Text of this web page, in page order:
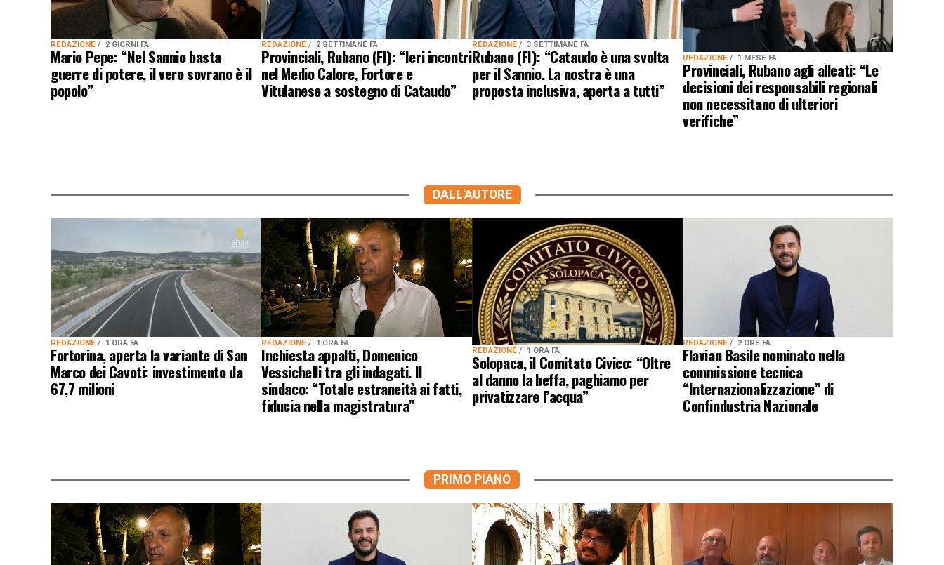
REDAZIONE 2 GIORNI FA
Mario Pepe: “Nel Sannio basta
guerre di potere, il vero sovrano è il
popolo”
REDAZIONE 2 SETTIMANE FA
Provinciali, Rubano (FI): “Ieri incontri
nel Medio Calore, Fortore e
Vitulanese a sostegno di Cataudo”
REDAZIONE 3 SETTIMANE FA
Rubano (FI): “Cataudo è una svolta
per il Sannio. La nostra è una
proposta inclusiva, aperta a tutti”
REDAZIONE 1 MESE FA
Provinciali, Rubano agli alleati: “Le
decisioni dei responsabili regionali
non necessitano di ulteriori
verifiche”
DALL'AUTORE
REDAZIONE 1 ORA FA
Fortorina, aperta la variante di San
Marco dei Cavoti: investimento da
67,7 milioni
REDAZIONE 1 ORA FA
Inchiesta appalti, Domenico
Vessichelli tra gli indagati. Il
sindaco: “Totale estraneità ai fatti,
fiducia nella magistratura”
REDAZIONE 1 ORA FA
Solopaca, il Comitato Civico: “Oltre
al danno la beffa, paghiamo per
privatizzare l’acqua”
REDAZIONE 2 ORE FA
Flavian Basile nominato nella
commissione tecnica
“Internazionalizzazione” di
Confindustria Nazionale
PRIMO PIANO